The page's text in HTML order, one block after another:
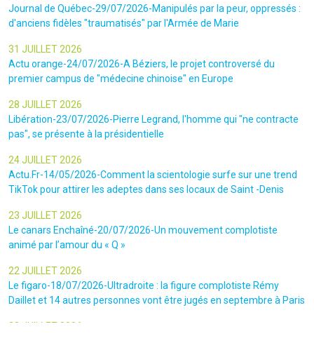
Journal de Québec-29/07/2026-Manipulés par la peur, oppressés :
d'anciens fidèles "traumatisés" par l'Armée de Marie
31 JUILLET 2026
Actu orange-24/07/2026-A Béziers, le projet controversé du
premier campus de "médecine chinoise" en Europe
28 JUILLET 2026
Libération-23/07/2026-Pierre Legrand, l'homme qui "ne contracte
pas", se présente à la présidentielle
24 JUILLET 2026
Actu.Fr-14/05/2026-Comment la scientologie surfe sur une trend
TikTok pour attirer les adeptes dans ses locaux de Saint -Denis
23 JUILLET 2026
Le canars Enchaîné-20/07/2026-Un mouvement complotiste
animé par l’amour du « Q »
22 JUILLET 2026
Le figaro-18/07/2026-Ultradroite : la figure complotiste Rémy
Daillet et 14 autres personnes vont être jugés en septembre à Paris
22 JUILLET 2026